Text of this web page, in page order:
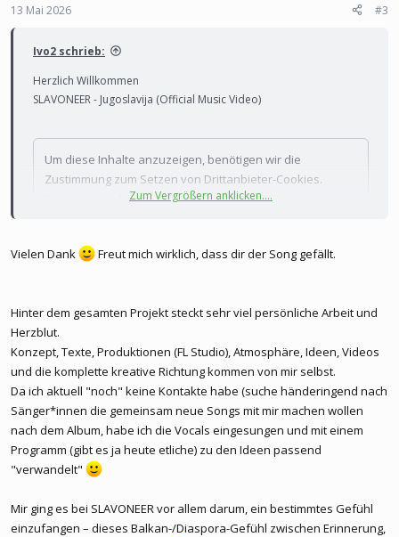
13 Mai 2026 #3
Ivo2 schrieb:
Herzlich Willkommen
SLAVONEER - Jugoslavija (Official Music Video)
Um diese Inhalte anzuzeigen, benötigen wir die
Zustimmung zum Setzen von Drittanbieter-Cookies.
Für weitere Informationen siehe die SeiteVerwendung
Drittanbieter-Cookies akzeptieren
Diesen Song finde ich sehr gut. Singst du selber?
Zum Vergrößern anklicken....
Vielen Dank Freut mich wirklich, dass dir der Song gefällt.
Hinter dem gesamten Projekt steckt sehr viel persönliche Arbeit und
Herzblut.
Konzept, Texte, Produktionen (FL Studio), Atmosphäre, Ideen, Videos
und die komplette kreative Richtung kommen von mir selbst.
Da ich aktuell "noch" keine Kontakte habe (suche händeringend nach
Sänger*innen die gemeinsam neue Songs mit mir machen wollen
nach dem Album, habe ich die Vocals eingesungen und mit einem
Programm (gibt es ja heute etliche) zu den Ideen passend
"verwandelt"
Mir ging es bei SLAVONEER vor allem darum, ein bestimmtes Gefühl
einzufangen – dieses Balkan-/Diaspora-Gefühl zwischen Erinnerung,